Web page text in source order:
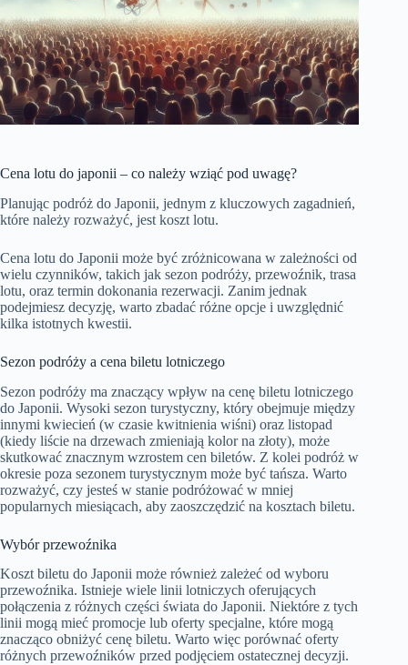
Cena lotu do japonii – co należy wziąć pod uwagę?
Planując podróż do Japonii, jednym z kluczowych zagadnień,
które należy rozważyć, jest koszt lotu.
Cena lotu do Japonii może być zróżnicowana w zależności od
wielu czynników, takich jak sezon podróży, przewoźnik, trasa
lotu, oraz termin dokonania rezerwacji. Zanim jednak
podejmiesz decyzję, warto zbadać różne opcje i uwzględnić
kilka istotnych kwestii.
Sezon podróży a cena biletu lotniczego
Sezon podróży ma znaczący wpływ na cenę biletu lotniczego
do Japonii. Wysoki sezon turystyczny, który obejmuje między
innymi kwiecień (w czasie kwitnienia wiśni) oraz listopad
(kiedy liście na drzewach zmieniają kolor na złoty), może
skutkować znacznym wzrostem cen biletów. Z kolei podróż w
okresie poza sezonem turystycznym może być tańsza. Warto
rozważyć, czy jesteś w stanie podróżować w mniej
popularnych miesiącach, aby zaoszczędzić na kosztach biletu.
Wybór przewoźnika
Koszt biletu do Japonii może również zależeć od wyboru
przewoźnika. Istnieje wiele linii lotniczych oferujących
połączenia z różnych części świata do Japonii. Niektóre z tych
linii mogą mieć promocje lub oferty specjalne, które mogą
znacząco obniżyć cenę biletu. Warto więc porównać oferty
różnych przewoźników przed podjęciem ostatecznej decyzji.